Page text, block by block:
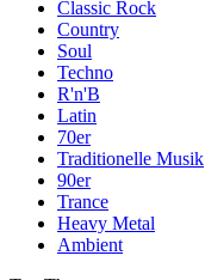
Classic Rock
Country
Soul
Techno
R'n'B
Latin
70er
Traditionelle Musik
90er
Trance
Heavy Metal
Ambient